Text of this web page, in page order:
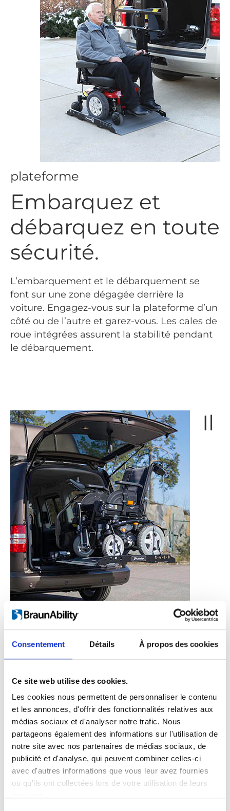
Consentement Détails À propos des cookies
Ce site web utilise des cookies.
Les cookies nous permettent de personnaliser le contenu
et les annonces, d'offrir des fonctionnalités relatives aux
médias sociaux et d'analyser notre trafic. Nous
partageons également des informations sur l'utilisation de
notre site avec nos partenaires de médias sociaux, de
publicité et d'analyse, qui peuvent combiner celles-ci
avec d'autres informations que vous leur avez fournies
ou qu'ils ont collectées lors de votre utilisation de leurs
plateforme
Embarquez et
débarquez en toute
sécurité.
L’embarquement et le débarquement se
font sur une zone dégagée derrière la
voiture. Engagez-vous sur la plateforme d’un
côté ou de l’autre et garez-vous. Les cales de
roue intégrées assurent la stabilité pendant
le débarquement.
Il
suffit s’enfoncer le
bouton.
soit. Ni levage, ni mise en place de charges
lourdes, ni postures inconfortables. Éloignez-
vous de quelques pas et regardez le Joey Lift
se mettre à l’œuvre. Il charge jusqu’à 159 kg
dans votre voiture en toute sécurité.
Des sangles (option) peuvent être attachées
lorsque le véhicule d’aide à la mobilité se